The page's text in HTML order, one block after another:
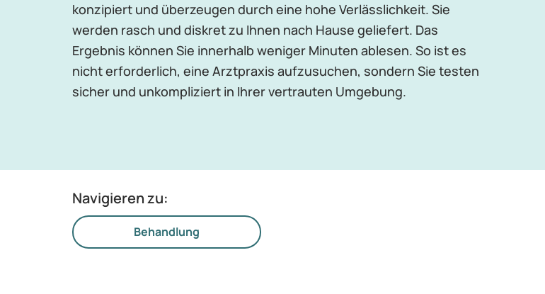
konzipiert und überzeugen durch eine hohe Verlässlichkeit. Sie
werden rasch und diskret zu Ihnen nach Hause geliefert. Das
Ergebnis können Sie innerhalb weniger Minuten ablesen. So ist es
nicht erforderlich, eine Arztpraxis aufzusuchen, sondern Sie testen
sicher und unkompliziert in Ihrer vertrauten Umgebung.
Navigieren zu:
Behandlung